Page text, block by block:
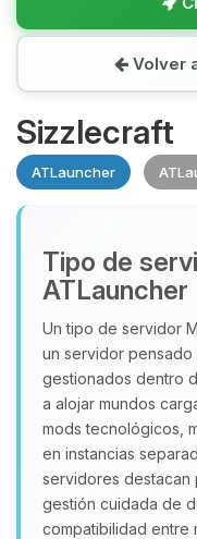
Volver
Sizzlecraft
ATLauncher
Tipo de
ATLauncher
Un tipo de servidor
un servidor pensado
gestionados dentro
a alojar mundos
mods tecnológicos,
en instancias
servidores destacan
gestión cuidada de
compatibilidad entre
Yupi, por
hablar!
asistente
que
06/08/2026